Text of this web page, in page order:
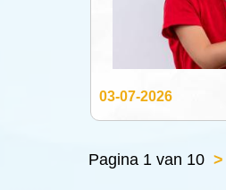
03-07-2026
Pagina 1 van 10 >